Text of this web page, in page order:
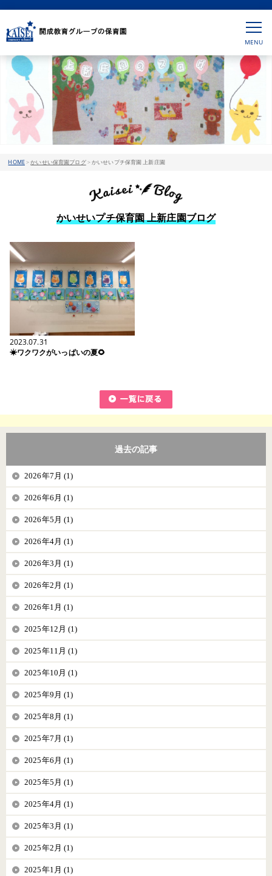
HOME>かいせい保育園ブログ>かいせいプチ保育園 上新庄園
かいせいプチ保育園 上新庄園ブログ
2023.07.31
☀ワクワクがいっぱいの夏🌻
過去の記事
2026年7月 (1)
2026年6月 (1)
2026年5月 (1)
2026年4月 (1)
2026年3月 (1)
2026年2月 (1)
2026年1月 (1)
2025年12月 (1)
2025年11月 (1)
2025年10月 (1)
2025年9月 (1)
2025年8月 (1)
2025年7月 (1)
2025年6月 (1)
2025年5月 (1)
2025年4月 (1)
2025年3月 (1)
2025年2月 (1)
2025年1月 (1)